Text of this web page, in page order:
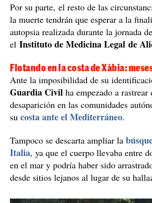
Por su parte, el resto de las
la muerte tendrán que esperar a la
autopsia realizada durante la jornada
el Instituto de Medicina Legal de
Flotando en la costa de Xàbia:
Ante la imposibilidad de su
Guardia Civil ha empezado a rastrear
desaparición en las comunidades
su costa ante el Mediterráneo.
Tampoco se descarta ampliar la
Italia, ya que el cuerpo llevaba entre
en el mar y podría haber sido
desde sitios lejanos al lugar de su